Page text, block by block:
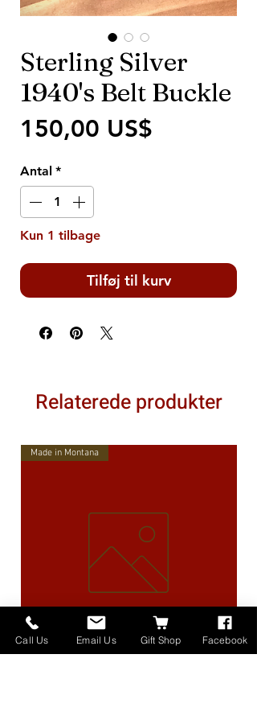
Sterling Silver
1940's Belt Buckle
150,00 US$
Antal *
Kun 1 tilbage
Tilføj til kurv
Relaterede produkter
Made in Montana
Call Us Email Us Gift Shop Facebook